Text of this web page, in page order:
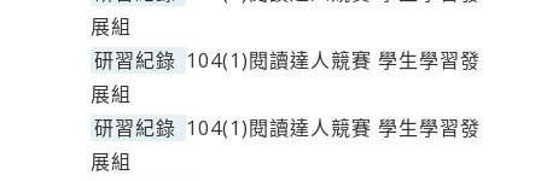
展組
研習紀錄 104(1)閱讀達人競賽 學生學習發
展組
研習紀錄 104(1)閱讀達人競賽 學生學習發
展組